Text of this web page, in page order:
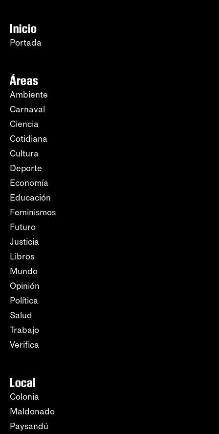
Inicio
Portada
Áreas
Ambiente
Carnaval
Ciencia
Cotidiana
Cultura
Deporte
Economía
Educación
Feminismos
Futuro
Justicia
Libros
Mundo
Opinión
Política
Salud
Trabajo
Verifica
Local
Colonia
Maldonado
Paysandú